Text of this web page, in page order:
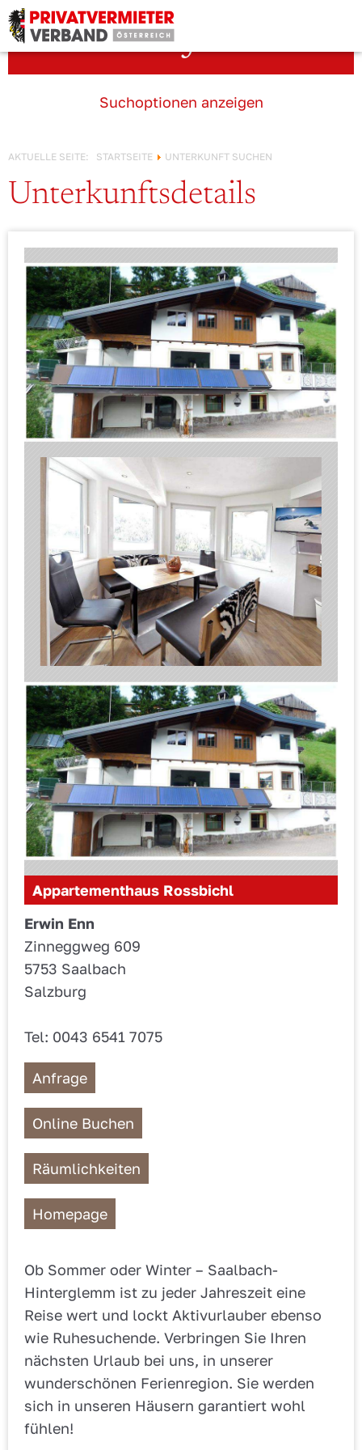
Unterkunft suchen
Suchoptionen anzeigen
AKTUELLE SEITE: STARTSEITE UNTERKUNFT SUCHEN
Unterkunftsdetails
Appartementhaus Rossbichl
Erwin Enn
Zinneggweg 609
5753 Saalbach
Salzburg
Tel: 0043 6541 7075
Anfrage
Online Buchen
Räumlichkeiten
Homepage
Ob Sommer oder Winter – Saalbach-
Hinterglemm ist zu jeder Jahreszeit eine
Reise wert und lockt Aktivurlauber ebenso
wie Ruhesuchende. Verbringen Sie Ihren
nächsten Urlaub bei uns, in unserer
wunderschönen Ferienregion. Sie werden
sich in unseren Häusern garantiert wohl
fühlen!